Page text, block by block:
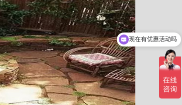
可以介绍下你们的产品么